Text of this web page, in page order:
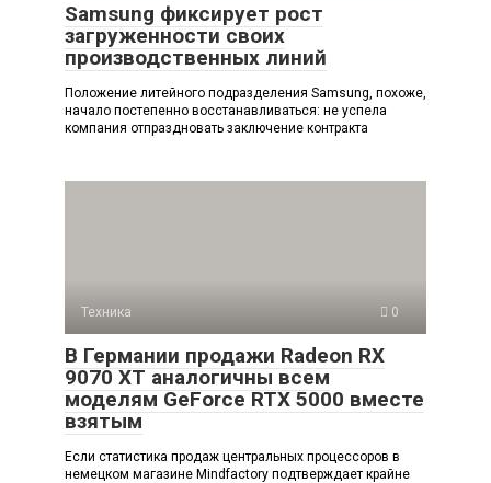
Samsung фиксирует рост
загруженности своих
производственных линий
Положение литейного подразделения Samsung, похоже,
начало постепенно восстанавливаться: не успела
компания отпраздновать заключение контракта
Техника 0
В Германии продажи Radeon RX
9070 XT аналогичны всем
моделям GeForce RTX 5000 вместе
взятым
Если статистика продаж центральных процессоров в
немецком магазине Mindfactory подтверждает крайне